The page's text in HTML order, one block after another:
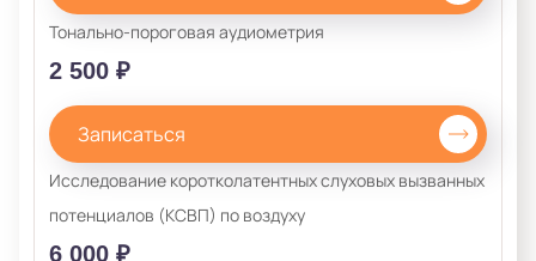
Тонально-пороговая аудиометрия
2 500 ₽
Записаться
Исследование коротколатентных слуховых вызванных
потенциалов (КСВП) по воздуху
6 000 ₽